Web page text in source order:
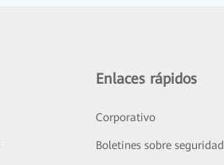
Enlaces rápidos
Corporativo
Boletines sobre seguridad